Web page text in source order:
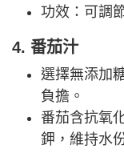
功效：可調
4. 番茄汁
選擇無添加
負擔。
番茄含抗氧
鉀，維持水